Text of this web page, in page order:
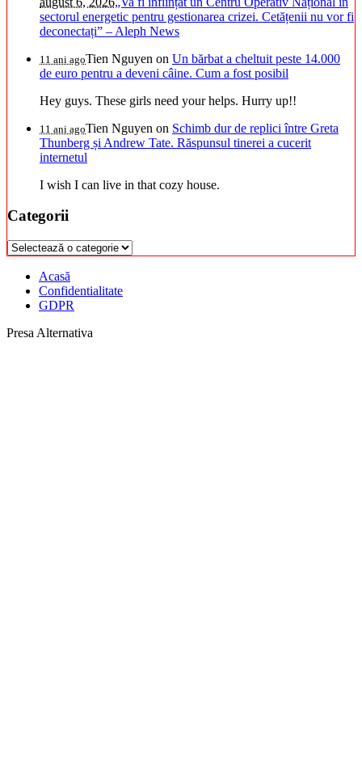
sectorul energetic pentru gestionarea crizei. Cetățenii nu vor fi
deconectați” – Aleph News
11 ani agoTien Nguyen on Un bărbat a cheltuit peste 14.000
de euro pentru a deveni câine. Cum a fost posibil
Hey guys. These girls need your helps. Hurry up!!
11 ani agoTien Nguyen on Schimb dur de replici între Greta
Thunberg și Andrew Tate. Răspunsul tinerei a cucerit
internetul
I wish I can live in that cozy house.
Categorii
Categorii
Acasă
Confidentialitate
GDPR
Presa Alternativa